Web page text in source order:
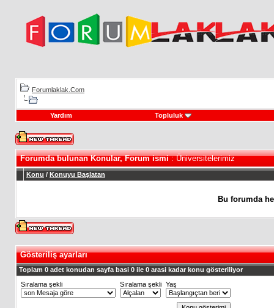
Forumlaklak.Com
Yardım Topluluk
Forumda bulunan Konular, Forum ismi: Üniversitelerimiz
Konu / Konuyu Başlatan
Bu forumda
Gösteriliş ayarları
Toplam 0 adet konudan sayfa basi 0 ile 0 arasi kadar konu gösteriliyor
Sıralama şekli
Sıralama şekli Yaş